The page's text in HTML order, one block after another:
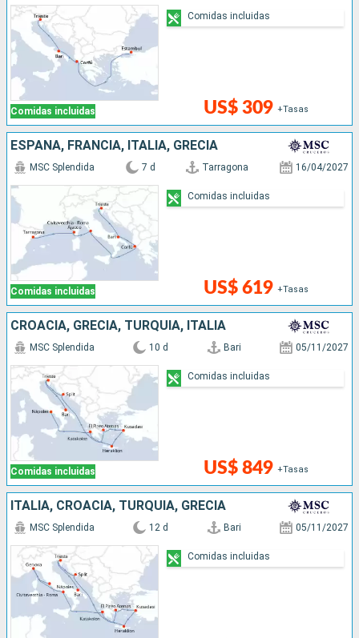
Comidas incluidas US$ 309 +Tasas
Comidas incluidas
ESPAÑA, FRANCIA, ITALIA, GRECIA
Comidas incluidas
MSC Splendida 7 d Tarragona 16/04/2027
US$ 619 +Tasas
Comidas incluidas
CROACIA, GRECIA, TURQUÍA, ITALIA
Comidas incluidas
MSC Splendida 10 d Bari 05/11/2027
US$ 849 +Tasas
Comidas incluidas
ITALIA, CROACIA, TURQUÍA, GRECIA
MSC Splendida 12 d Bari 05/11/2027
Comidas incluidas